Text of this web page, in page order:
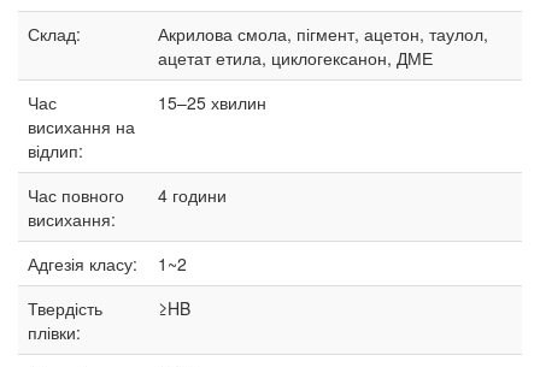
Склад:
Акрилова смола, пігмент, ацетон, таулол,
ацетат етила, циклогексанон, ДМЕ
Час
висихання на
відлип:
15–25 хвилин
Час повного
висихання:
4 години
Адгезія класу:
1~2
Твердість
плівки:
≥HB